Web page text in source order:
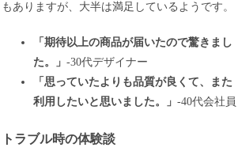
もありますが、大半は満足しているようです。
「期待以上の商品が届いたので驚きまし
た。」-30代デザイナー
「思っていたよりも品質が良くて、また
利用したいと思いました。」-40代会社員
トラブル時の体験談